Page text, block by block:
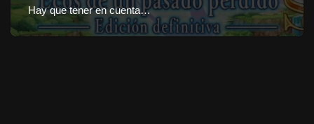
Hay que tener en cuenta…